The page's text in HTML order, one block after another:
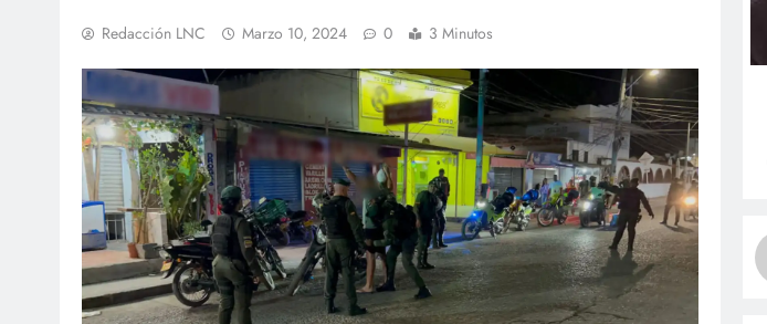
Redacción LNC Marzo 10, 2024 0 3 Minutos
SOCIALES
¡Feliz cumpleaños para doña
Marta Luz López!
agosto 8, 2026